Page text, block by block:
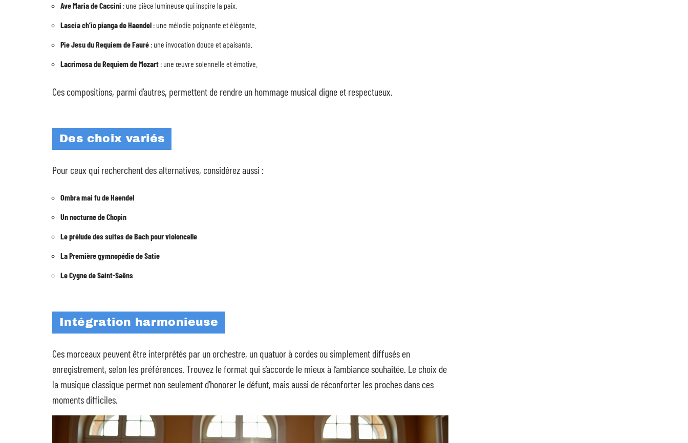
Ave Maria de Caccini : une pièce lumineuse qui inspire la paix.
Lascia ch’io pianga de Haendel : une mélodie poignante et élégante.
Pie Jesu du Requiem de Fauré : une invocation douce et apaisante.
Lacrimosa du Requiem de Mozart : une œuvre solennelle et émotive.
Ces compositions, parmi d’autres, permettent de rendre un hommage musical digne et respectueux.
Des choix variés
Pour ceux qui recherchent des alternatives, considérez aussi :
Ombra mai fu de Haendel
Un nocturne de Chopin
Le prélude des suites de Bach pour violoncelle
La Première gymnopédie de Satie
Le Cygne de Saint-Saëns
Intégration harmonieuse
Ces morceaux peuvent être interprétés par un orchestre, un quatuor à cordes ou simplement diffusés en
enregistrement, selon les préférences. Trouvez le format qui s’accorde le mieux à l’ambiance souhaitée. Le choix de
la musique classique permet non seulement d’honorer le défunt, mais aussi de réconforter les proches dans ces
moments difficiles.